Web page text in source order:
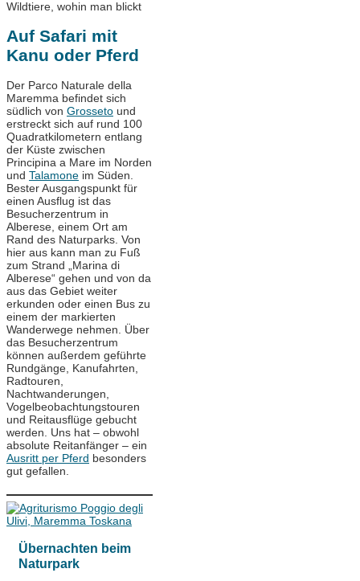
Wildtiere, wohin man blickt
Auf Safari mit
Kanu oder Pferd
Der Parco Naturale della
Maremma befindet sich
südlich von Grosseto und
erstreckt sich auf rund 100
Quadratkilometern entlang
der Küste zwischen
Principina a Mare im Norden
und Talamone im Süden.
Bester Ausgangspunkt für
einen Ausflug ist das
Besucherzentrum in
Alberese, einem Ort am
Rand des Naturparks. Von
hier aus kann man zu Fuß
zum Strand „Marina di
Alberese“ gehen und von da
aus das Gebiet weiter
erkunden oder einen Bus zu
einem der markierten
Wanderwege nehmen. Über
das Besucherzentrum
können außerdem geführte
Rundgänge, Kanufahrten,
Radtouren,
Nachtwanderungen,
Vogelbeobachtungstouren
und Reitausflüge gebucht
werden. Uns hat – obwohl
absolute Reitanfänger – ein
Ausritt per Pferd besonders
gut gefallen.
Übernachten beim
Naturpark